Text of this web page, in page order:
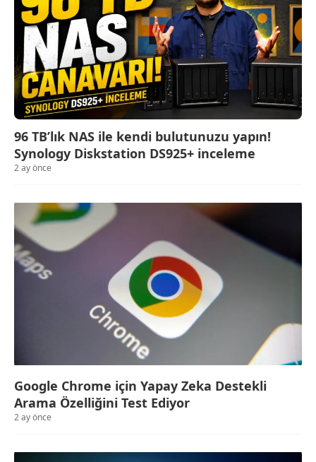
96 TB’lık NAS ile kendi bulutunuzu yapın!
Synology Diskstation DS925+ inceleme
2 ay önce
Google Chrome için Yapay Zeka Destekli
Arama Özelliğini Test Ediyor
2 ay önce